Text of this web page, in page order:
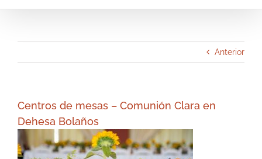
Anterior
Centros de mesas – Comunión Clara en
Dehesa Bolaños